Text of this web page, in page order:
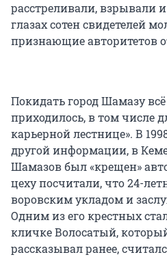
расстреливали, взрывали
глазах сотен свидетелей
признающие авторитетов
Покидать город Шамазу
приходилось, в том числе
карьерной лестнице». В
другой информации, в
Шамазов был «крещен»
цеху посчитали, что 24-
воровским укладом и
Одним из его крестных
кличке Волосатый,
рассказывал ранее,